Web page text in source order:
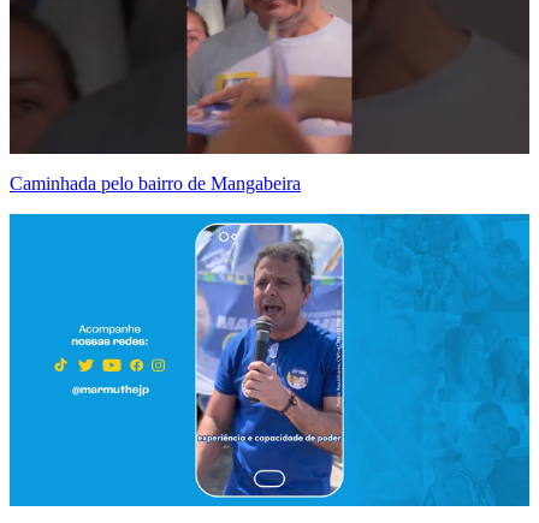
Caminhada pelo bairro de Mangabeira